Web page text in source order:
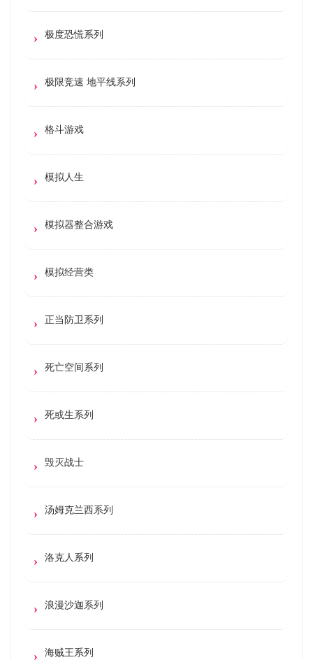
极度恐慌系列
极限竞速 地平线系列
格斗游戏
模拟人生
模拟器整合游戏
模拟经营类
正当防卫系列
死亡空间系列
死或生系列
毁灭战士
汤姆克兰西系列
洛克人系列
浪漫沙迦系列
海贼王系列